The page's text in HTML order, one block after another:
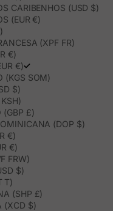
CARIBENHOS (USD $)
(EUR €)
(XPF FR)
€)
€)
(KGS SOM)
$)
(GBP £)
(DOP $)
€)
€)
FRW)
$)
T)
(SHP £)
(XCD $)